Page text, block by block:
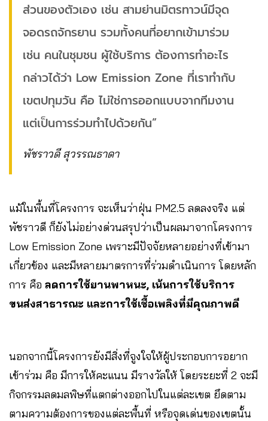
ส่วนของตัวเอง เช่น สามย่านมิตรทาวน์มีจุด
จอดรถจักรยาน รวมทั้งคนที่อยากเข้ามาร่วม
เช่น คนในชุมชน ผู้ใช้บริการ ต้องการทำอะไร
กล่าวได้ว่า Low Emission Zone ที่เราทำกับ
เขตปทุมวัน คือ ไม่ใช่การออกแบบจากทีมงาน
แต่เป็นการร่วมทำไปด้วยกัน”
พัชราวดี สุวรรณธาดา
แม้ในพื้นที่โครงการ จะเห็นว่าฝุ่น PM2.5 ลดลงจริง แต่
พัชราวดี ก็ยังไม่อย่างด่วนสรุปว่าเป็นผลมาจากโครงการ
Low Emission Zone เพราะมีปัจจัยหลายอย่างที่เข้ามา
เกี่ยวข้อง และมีหลายมาตรการที่ร่วมดำเนินการ โดยหลัก
การ คือ ลดการใช้ยานพาหนะ, เน้นการใช้บริการ
ขนส่งสาธารณะ และการใช้เชื้อเพลิงที่มีคุณภาพดี
นอกจากนี้โครงการยังมีสิ่งที่จูงใจให้ผู้ประกอบการอยาก
เข้าร่วม คือ มีการให้คะแนน มีรางวัลให้ โดยระยะที่ 2 จะมี
กิจกรรมลดมลพิษที่แตกต่างออกไปในแต่ละเขต ยึดตาม
ตามความต้องการของแต่ละพื้นที่ หรือจุดเด่นของเขตนั้น